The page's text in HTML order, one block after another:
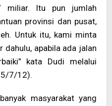
miliar. Itu pun jumlah
provinsi dan pusat,
Untuk itu, kami minta
dahulu, apabila ada jalan
kata Dudi melalui
7/12).
masyarakat yang